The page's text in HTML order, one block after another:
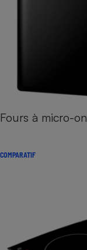
Fours à micro-
COMPARATIF